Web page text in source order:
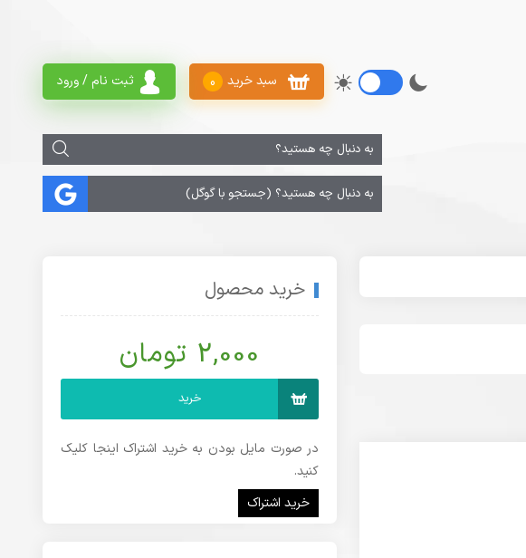
ثبت نام / ورود سبد خرید 0
خرید محصول
2,000 تومان
خرید
در صورت مایل بودن به خرید اشتراک اینجا کلیک
کنید.
خرید اشتراک